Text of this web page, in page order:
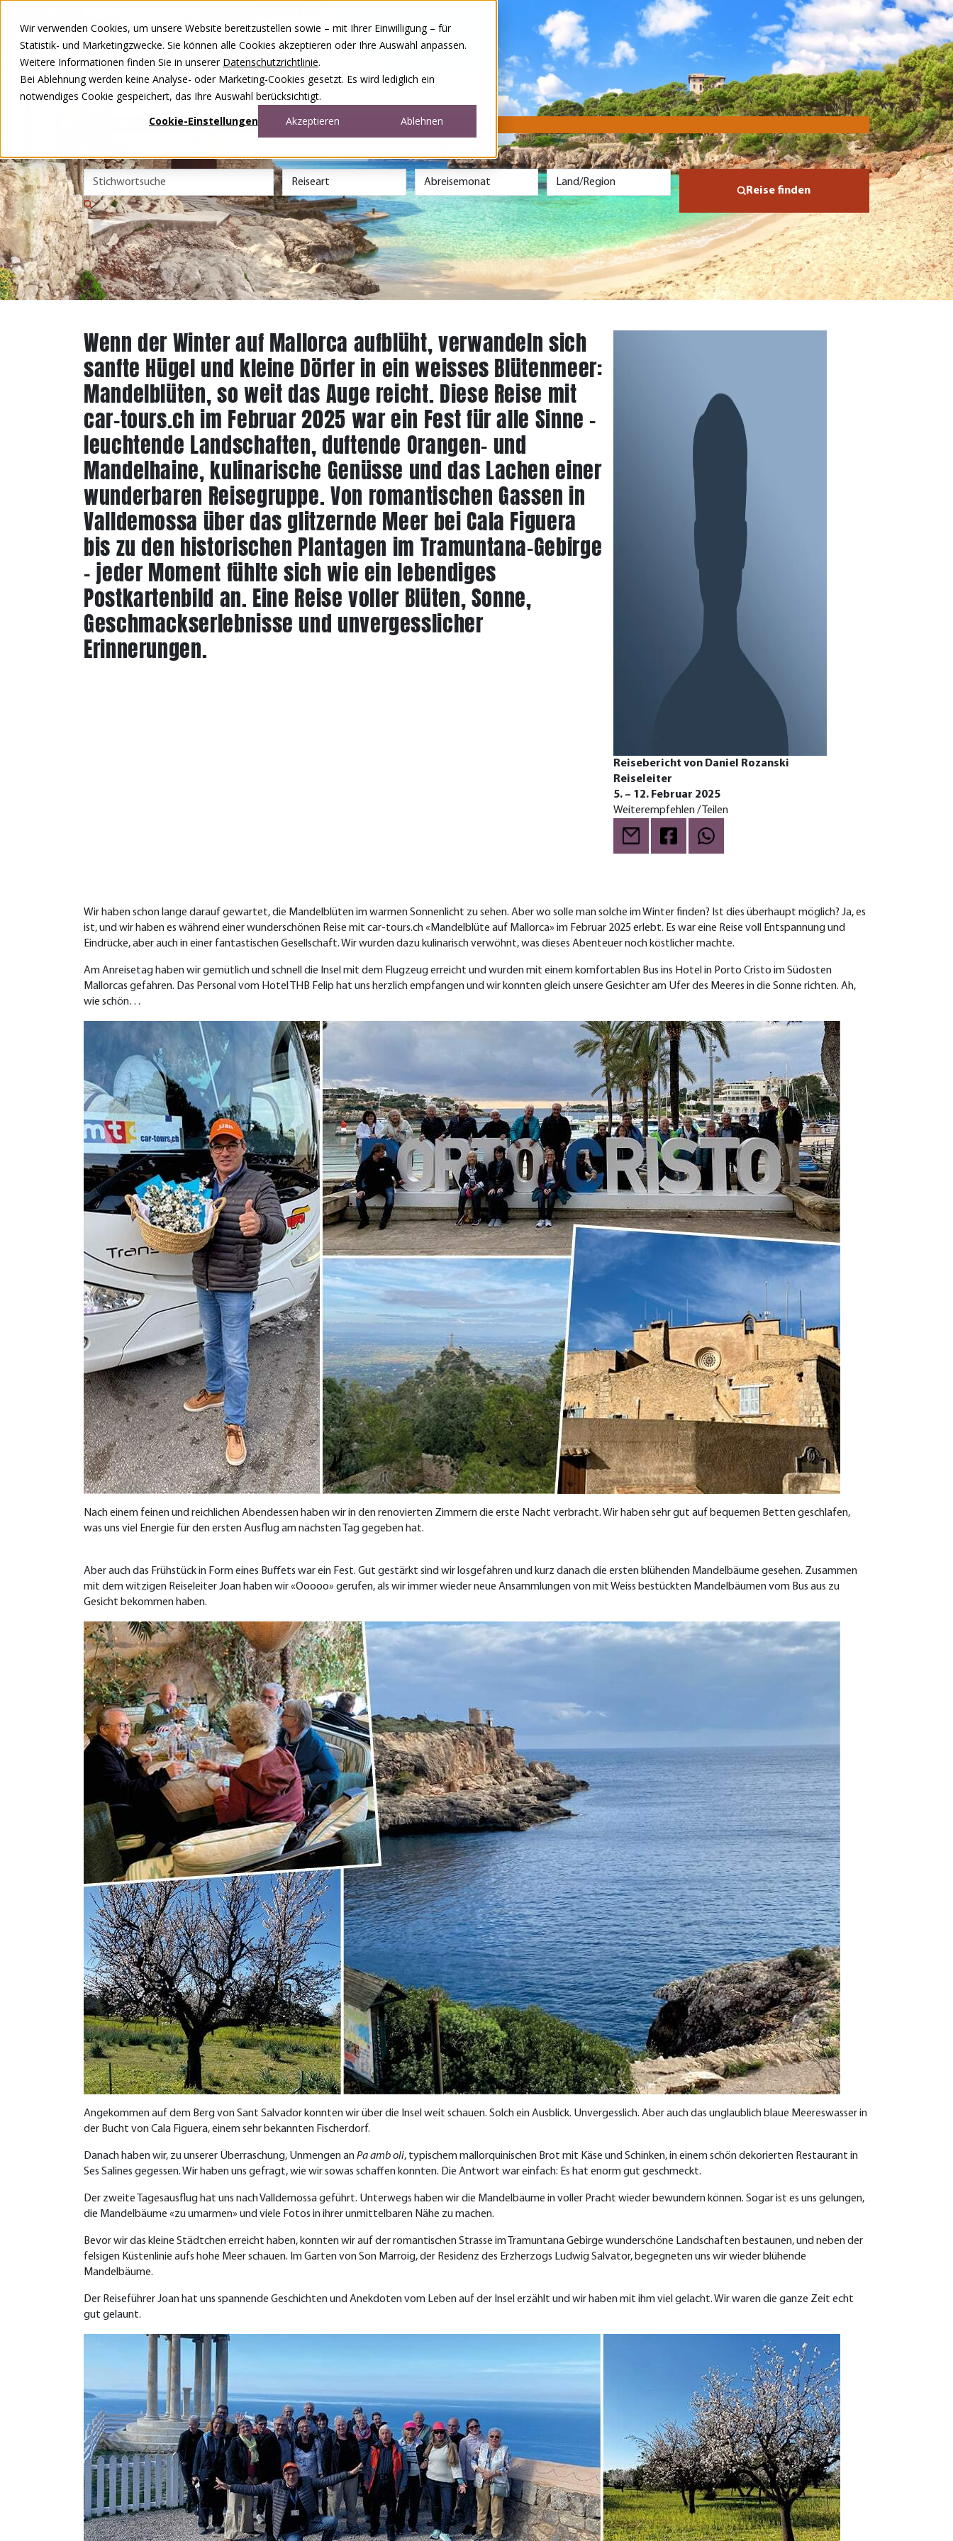
Wir verwenden Cookies, um unsere Website bereitzustellen sowie – mit Ihrer Einwilligung – für
Statistik- und Marketingzwecke. Sie können alle Cookies akzeptieren oder Ihre Auswahl anpassen.
Weitere Informationen finden Sie in unserer Datenschutzrichtlinie.
Bei Ablehnung werden keine Analyse- oder Marketing-Cookies gesetzt. Es wird lediglich ein
notwendiges Cookie gespeichert, das Ihre Auswahl berücksichtigt.
Cookie-Einstellungen
Akzeptieren Ablehnen
Unsere Reisen
Rund ums Reisen
Über uns
Kontakt
Wettbewerb
0848 00 77 88
Reise finden
Wenn der Winter auf Mallorca aufblüht, verwandeln sich
sanfte Hügel und kleine Dörfer in ein weisses Blütenmeer:
Mandelblüten, so weit das Auge reicht. Diese Reise mit
car-tours.ch im Februar 2025 war ein Fest für alle Sinne –
leuchtende Landschaften, duftende Orangen- und
Mandelhaine, kulinarische Genüsse und das Lachen einer
wunderbaren Reisegruppe. Von romantischen Gassen in
Valldemossa über das glitzernde Meer bei Cala Figuera
bis zu den historischen Plantagen im Tramuntana-Gebirge
– jeder Moment fühlte sich wie ein lebendiges
Postkartenbild an. Eine Reise voller Blüten, Sonne,
Geschmackserlebnisse und unvergesslicher
Erinnerungen.
Reisebericht von Daniel Rozanski
Reiseleiter
5. – 12. Februar 2025
Weiterempfehlen / Teilen
Wir haben schon lange darauf gewartet, die Mandelblüten im warmen Sonnenlicht zu sehen. Aber wo solle man solche im Winter finden? Ist dies überhaupt möglich? Ja, es
ist, und wir haben es während einer wunderschönen Reise mit car-tours.ch «Mandelblüte auf Mallorca» im Februar 2025 erlebt. Es war eine Reise voll Entspannung und
Eindrücke, aber auch in einer fantastischen Gesellschaft. Wir wurden dazu kulinarisch verwöhnt, was dieses Abenteuer noch köstlicher machte.
Am Anreisetag haben wir gemütlich und schnell die Insel mit dem Flugzeug erreicht und wurden mit einem komfortablen Bus ins Hotel in Porto Cristo im Südosten
Mallorcas gefahren. Das Personal vom Hotel THB Felip hat uns herzlich empfangen und wir konnten gleich unsere Gesichter am Ufer des Meeres in die Sonne richten. Ah,
wie schön…
Nach einem feinen und reichlichen Abendessen haben wir in den renovierten Zimmern die erste Nacht verbracht. Wir haben sehr gut auf bequemen Betten geschlafen,
was uns viel Energie für den ersten Ausflug am nächsten Tag gegeben hat.
Aber auch das Frühstück in Form eines Buffets war ein Fest. Gut gestärkt sind wir losgefahren und kurz danach die ersten blühenden Mandelbäume gesehen. Zusammen
mit dem witzigen Reiseleiter Joan haben wir «Ooooo» gerufen, als wir immer wieder neue Ansammlungen von mit Weiss bestückten Mandelbäumen vom Bus aus zu
Gesicht bekommen haben.
Angekommen auf dem Berg von Sant Salvador konnten wir über die Insel weit schauen. Solch ein Ausblick. Unvergesslich. Aber auch das unglaublich blaue Meereswasser in
der Bucht von Cala Figuera, einem sehr bekannten Fischerdorf.
Danach haben wir, zu unserer Überraschung, Unmengen anPa amb oli, typischem mallorquinischen Brot mit Käse und Schinken, in einem schön dekorierten Restaurant in
Ses Salines gegessen. Wir haben uns gefragt, wie wir sowas schaffen konnten. Die Antwort war einfach: Es hat enorm gut geschmeckt.
Der zweite Tagesausflug hat uns nach Valldemossa geführt. Unterwegs haben wir die Mandelbäume in voller Pracht wieder bewundern können. Sogar ist es uns gelungen,
die Mandelbäume «zu umarmen» und viele Fotos in ihrer unmittelbaren Nähe zu machen.
Bevor wir das kleine Städtchen erreicht haben, konnten wir auf der romantischen Strasse im Tramuntana Gebirge wunderschöne Landschaften bestaunen, und neben der
felsigen Küstenlinie aufs hohe Meer schauen. Im Garten von Son Marroig, der Residenz des Erzherzogs Ludwig Salvator, begegneten uns wir wieder blühende
Mandelbäume.
Der Reiseführer Joan hat uns spannende Geschichten und Anekdoten vom Leben auf der Insel erzählt und wir haben mit ihm viel gelacht. Wir waren die ganze Zeit echt
gut gelaunt.